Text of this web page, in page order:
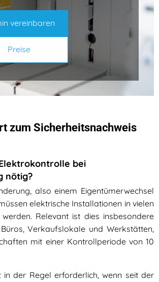
vereinbaren
Preise
zum Sicherheitsnachweis
bei
nötig?
also einem Eigentümerwechsel
elektrische Installationen in vielen
Relevant ist dies insbesondere
Verkaufslokale und Werkstätten,
mit einer Kontrollperiode von 10
in der Regel erforderlich, wenn seit der